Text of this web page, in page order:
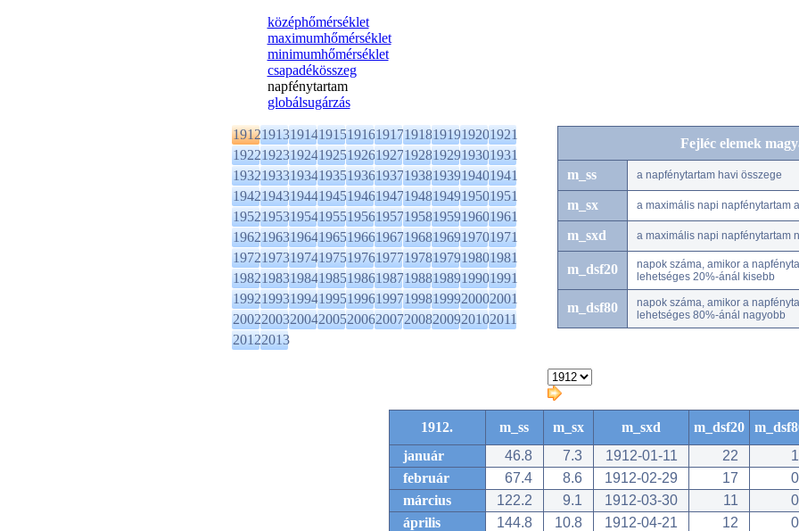
középhőmérséklet
maximumhőmérséklet
minimumhőmérséklet
csapadékösszeg
napfénytartam
globálsugárzás
1912191319141915191619171918191919201921
1922192319241925192619271928192919301931
1932193319341935193619371938193919401941
1942194319441945194619471948194919501951
1952195319541955195619571958195919601961
1962196319641965196619671968196919701971
1972197319741975197619771978197919801981
1982198319841985198619871988198919901991
1992199319941995199619971998199920002001
2002200320042005200620072008200920102011
20122013
Fejléc elemek
m_ss a napfénytartam havi összege
m_sx a maximális napi napfénytartam
m_sxd a maximális napi napfénytartam
m_dsf20
napok száma, amikor a
lehetséges 20%-ánál kisebb
m_dsf80
napok száma, amikor a
lehetséges 80%-ánál nagyobb
1912. m_ss m_sx m_sxd m_dsf20
január
46.8 7.3 1912-01-11 22
1
február
67.4 8.6 1912-02-29 17
0
március
122.2 9.1 1912-03-30 11
0
április
144.8 10.8 1912-04-21 12
0